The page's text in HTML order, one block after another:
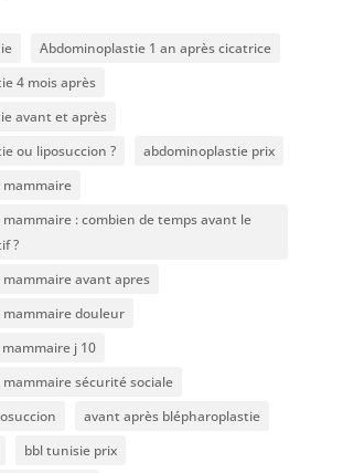
Abdominoplastie 1 an après cicatrice
4 mois après
avant et après
ou liposuccion ?
abdominoplastie prix
: combien de temps avant le
?
avant apres
douleur
j 10
sécurité sociale
avant après blépharoplastie
bbl tunisie prix